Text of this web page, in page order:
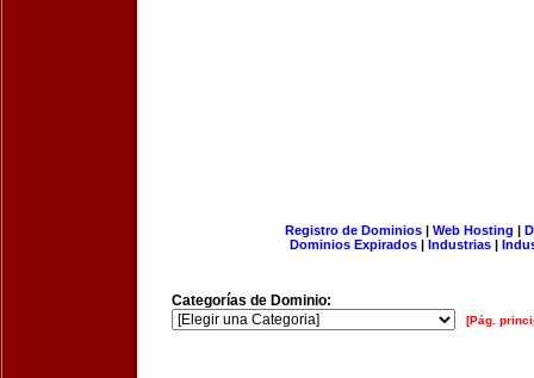
Registro de Dominios| Web Hosting |
Dominios Expirados | Industrias |
Categorías de Dominio:
[Pág.